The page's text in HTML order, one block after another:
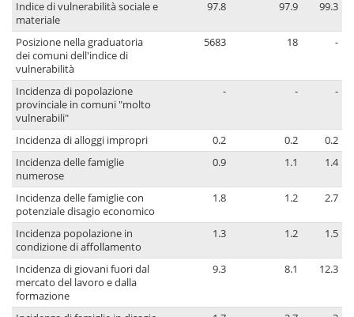
Indice di vulnerabilità sociale e
materiale
97.8 97.9 99.3
Posizione nella graduatoria
dei comuni dell'indice di
vulnerabilità
5683 18 -
Incidenza di popolazione
provinciale in comuni "molto
vulnerabili"
- - -
Incidenza di alloggi impropri 0.2 0.2
0.2
Incidenza delle famiglie
numerose
0.9 1.1 1.4
Incidenza delle famiglie con
potenziale disagio economico
1.8 1.2 2.7
Incidenza popolazione in
condizione di affollamento
1.3 1.2 1.5
Incidenza di giovani fuori dal
mercato del lavoro e dalla
formazione
9.3 8.1 12.3